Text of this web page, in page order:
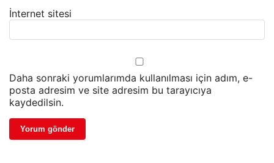
İnternet sitesi
Daha sonraki yorumlarımda kullanılması için adım, e-
posta adresim ve site adresim bu tarayıcıya
kaydedilsin.